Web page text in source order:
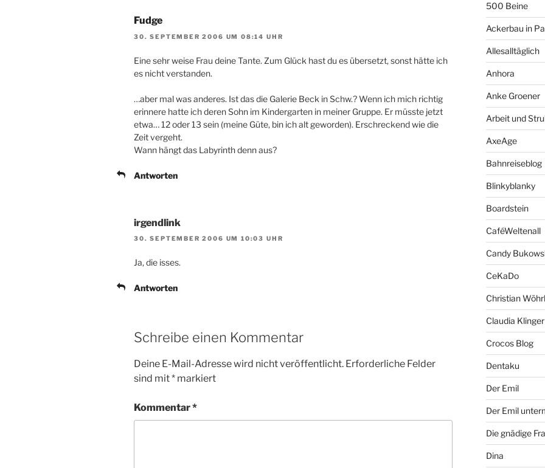
Fudge
30. SEPTEMBER 2006 UM 08:14 UHR
Eine sehr weise Frau deine Tante. Zum Glück hast du es übersetzt, sonst hätte ich
es nicht verstanden.
…aber mal was anderes. Ist das die Galerie Beck in Schw.? Wenn ich mich richtig
erinnere hatte ich deren Sohn im Kindergarten in meiner Gruppe. Er müsste jetzt
etwa… 12 oder 13 sein (meine Güte, bin ich alt geworden). Erschreckend wie die
Zeit vergeht.
Wann hängt das Labyrinth denn aus?
Antworten
irgendlink
30. SEPTEMBER 2006 UM 10:03 UHR
Ja, die isses.
Antworten
Schreibe einen Kommentar
Deine E-Mail-Adresse wird nicht veröffentlicht. Erforderliche Felder
sind mit* markiert
Kommentar*
500 Beine
Ackerbau in
Allesalltäglich
Anhora
Anke Groener
Arbeit und
AxeAge
Bahnreiseblog
Blinkyblanky
Boardstein
CaféWeltenall
Candy
CeKaDo
Christian Wöhrl
Claudia Klinger
Crocos Blog
Dentaku
Der Emil
Der Emil
Die gnädige
Dina